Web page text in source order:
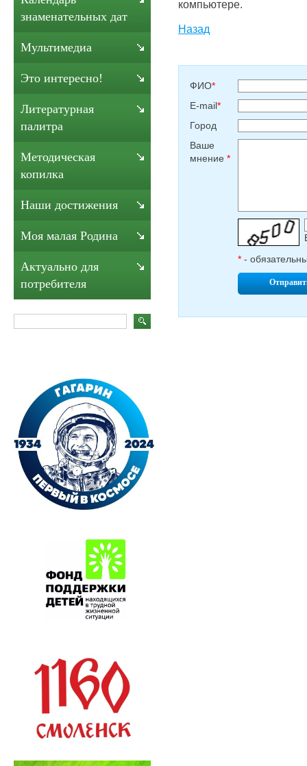
компьютере.
Назад
ФИО*
E-mail*
Город
Ваше
мнение *
* -
знаменательных дат
Мультимедиа
Это интересно!
Литературная
палитра
Методическая
копилка
Наши достижения
Моя малая Родина
Актуально для
потребителя